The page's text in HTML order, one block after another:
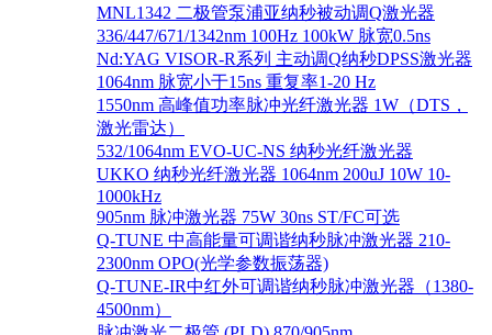
MNL1342 二极管泵浦亚纳秒被动调Q激光器
336/447/671/1342nm 100Hz 100kW 脉宽0.5ns
Nd:YAG VISOR-R系列 主动调Q纳秒DPSS激光器
1064nm 脉宽小于15ns 重复率1-20 Hz
1550nm 高峰值功率脉冲光纤激光器 1W（DTS，
激光雷达）
532/1064nm EVO-UC-NS 纳秒光纤激光器
UKKO 纳秒光纤激光器 1064nm 200uJ 10W 10-
1000kHz
905nm 脉冲激光器 75W 30ns ST/FC可选
Q-TUNE 中高能量可调谐纳秒脉冲激光器 210-
2300nm OPO(光学参数振荡器)
Q-TUNE-IR中红外可调谐纳秒脉冲激光器（1380-
4500nm）